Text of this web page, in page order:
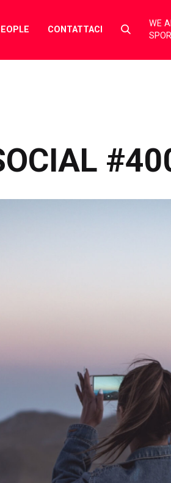
CONTATTACI
Select
toggle
WE